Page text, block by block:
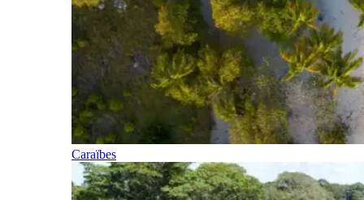
Caraïbes